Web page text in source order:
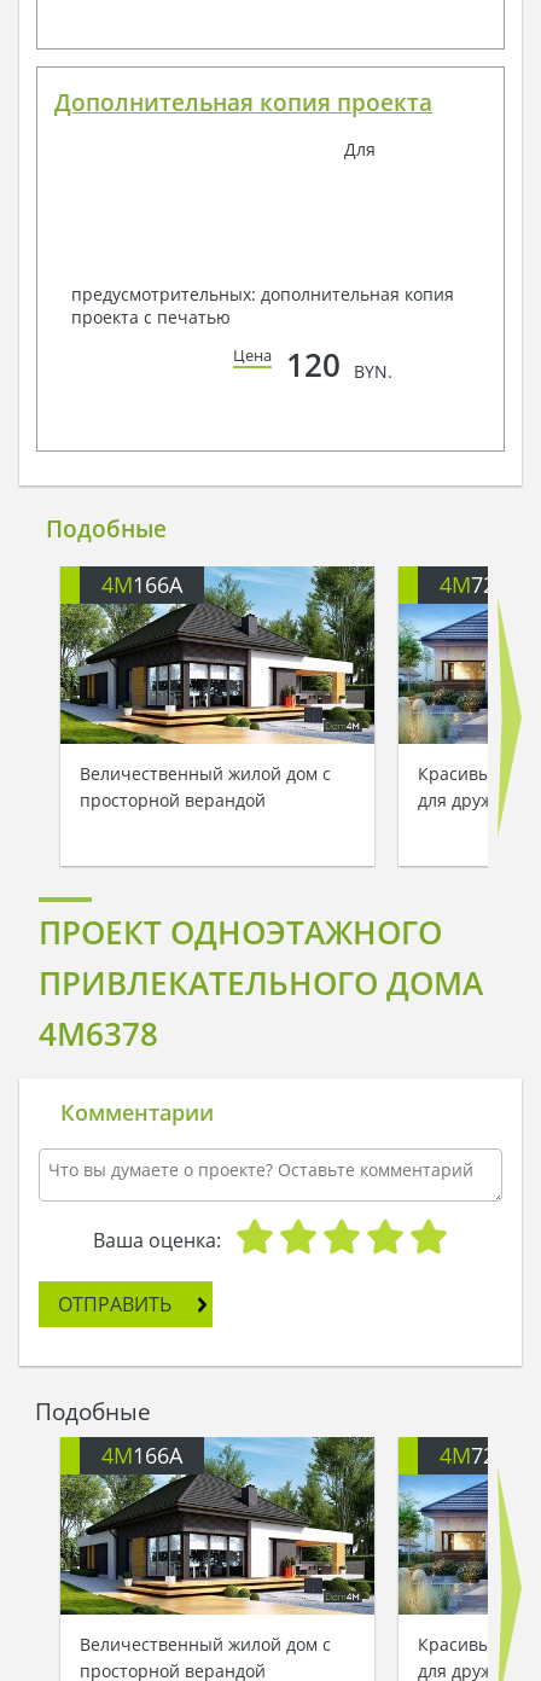
Дополнительная копия проекта
Для
предусмотрительных: дополнительная копия
проекта с печатью
Цена 120 BYN.
Подобные
4M166A
Величественный жилой дом с
просторной верандой
4M722
Красивый
для дружной
ПРОЕКТ ОДНОЭТАЖНОГО
ПРИВЛЕКАТЕЛЬНОГО ДОМА
4M6378
Комментарии
Ваша оценка:
ОТПРАВИТЬ
Подобные
4M166A
Величественный жилой дом с
просторной верандой
4M722
Красивый
для дружной